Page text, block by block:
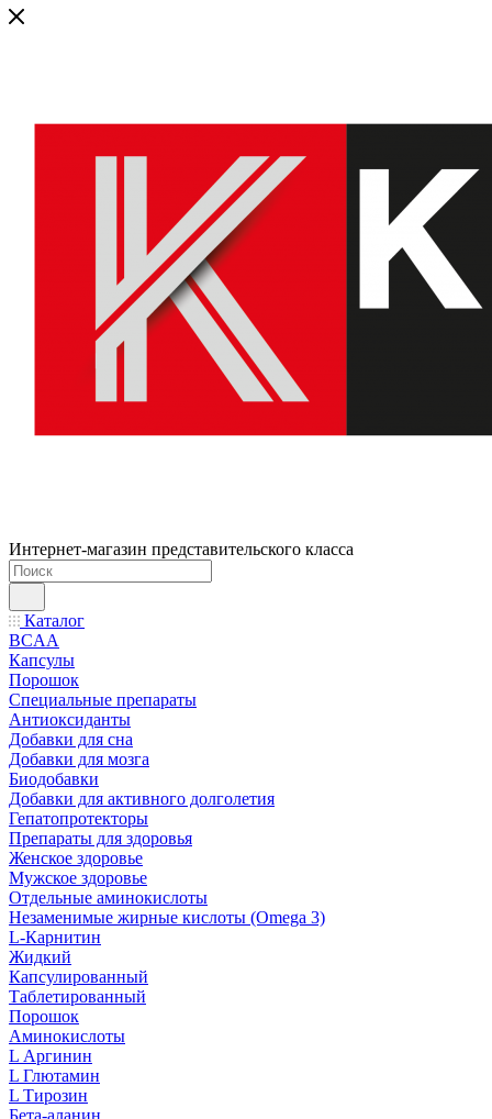
Интернет-магазин представительского класса
Каталог
BCAA
Капсулы
Порошок
Cпециальные препараты
Антиоксиданты
Добавки для сна
Добавки для мозга
Биодобавки
Добавки для активного долголетия
Гепатопротекторы
Препараты для здоровья
Женское здоровье
Мужское здоровье
Отдельные аминокислоты
Незаменимые жирные кислоты (Omega 3)
L-Карнитин
Жидкий
Капсулированный
Таблетированный
Порошок
Аминокислоты
L Аргинин
L Глютамин
L Тирозин
Бета-аланин